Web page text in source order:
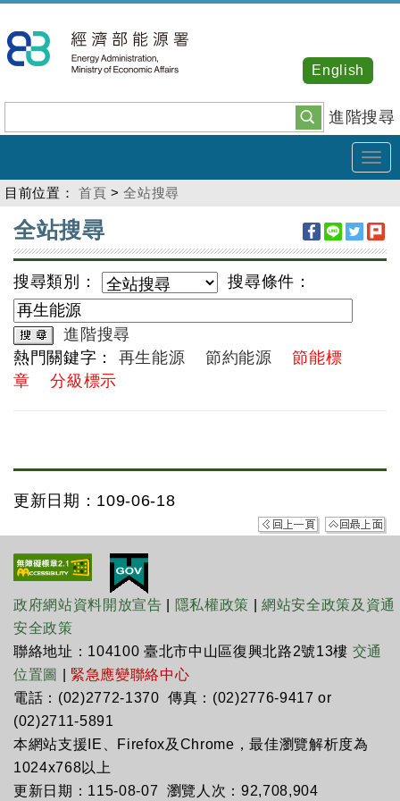
到
主
內
容
進階搜尋
English
目前位置： 首頁 >全站搜尋
:::
全站搜尋
搜尋類別： 搜尋條件：
進階搜尋
熱門關鍵字： 再生能源 節約能源
節能標
章
分級標示
更新日期：109-06-18
政府網站資料開放宣告 隱私權政策 |網站安全政策及資通
安全政策
聯絡地址：104100 臺北市中山區復興北路2號13樓 交通
位置圖
緊急應變聯絡中心
電話：(02)2772-1370 傳真：(02)2776-9417 or
(02)2711-5891
本網站支援IE、Firefox及Chrome，最佳瀏覽解析度為
1024x768以上
更新日期：115-08-07 瀏覽人次：92,708,904